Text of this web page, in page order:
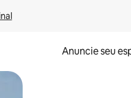
Anuncie seu